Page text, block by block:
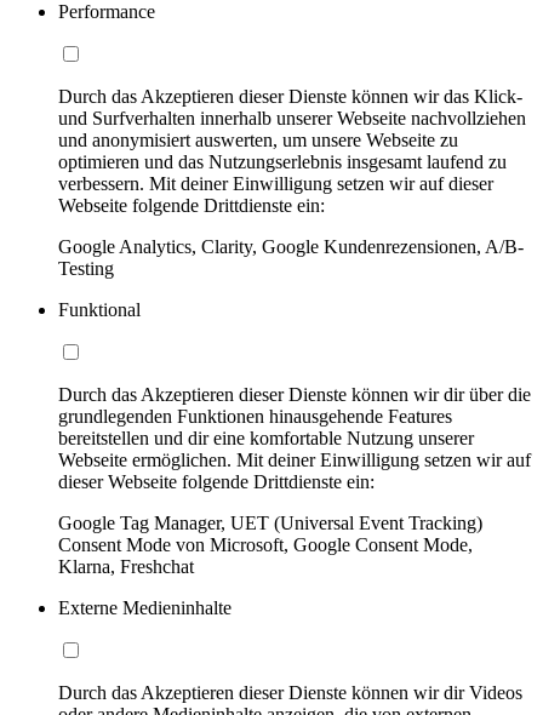
Performance
Durch das Akzeptieren dieser Dienste können wir das Klick-
und Surfverhalten innerhalb unserer Webseite nachvollziehen
und anonymisiert auswerten, um unsere Webseite zu
optimieren und das Nutzungserlebnis insgesamt laufend zu
verbessern. Mit deiner Einwilligung setzen wir auf dieser
Webseite folgende Drittdienste ein:
Google Analytics, Clarity, Google Kundenrezensionen, A/B-
Testing
Funktional
Durch das Akzeptieren dieser Dienste können wir dir über die
grundlegenden Funktionen hinausgehende Features
bereitstellen und dir eine komfortable Nutzung unserer
Webseite ermöglichen. Mit deiner Einwilligung setzen wir auf
dieser Webseite folgende Drittdienste ein:
Google Tag Manager, UET (Universal Event Tracking)
Consent Mode von Microsoft, Google Consent Mode,
Klarna, Freshchat
Externe Medieninhalte
Durch das Akzeptieren dieser Dienste können wir dir Videos